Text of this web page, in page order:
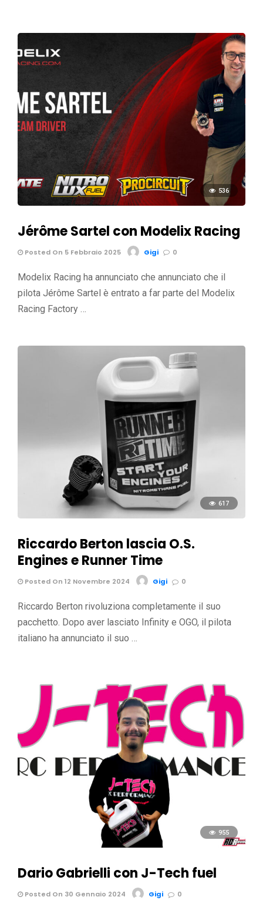
536
Jérôme Sartel con Modelix Racing
Posted On 5 Febbraio 2025 Gigi 0
Modelix Racing ha annunciato che annunciato che il
pilota Jérôme Sartel è entrato a far parte del Modelix
Racing Factory …
617
Riccardo Berton lascia O.S.
Engines e Runner Time
Posted On 12 Novembre 2024 Gigi 0
Riccardo Berton rivoluziona completamente il suo
pacchetto. Dopo aver lasciato Infinity e OGO, il pilota
italiano ha annunciato il suo …
955
Dario Gabrielli con J-Tech fuel
Posted On 30 Gennaio 2024 Gigi 0